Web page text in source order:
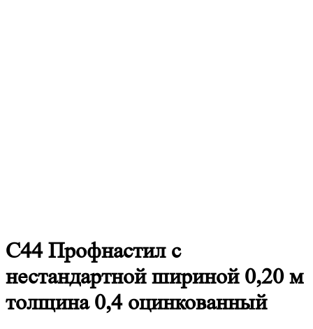
С44Профнастил с
нестандартной шириной 0,20 м
толщина 0,4 оцинкованный